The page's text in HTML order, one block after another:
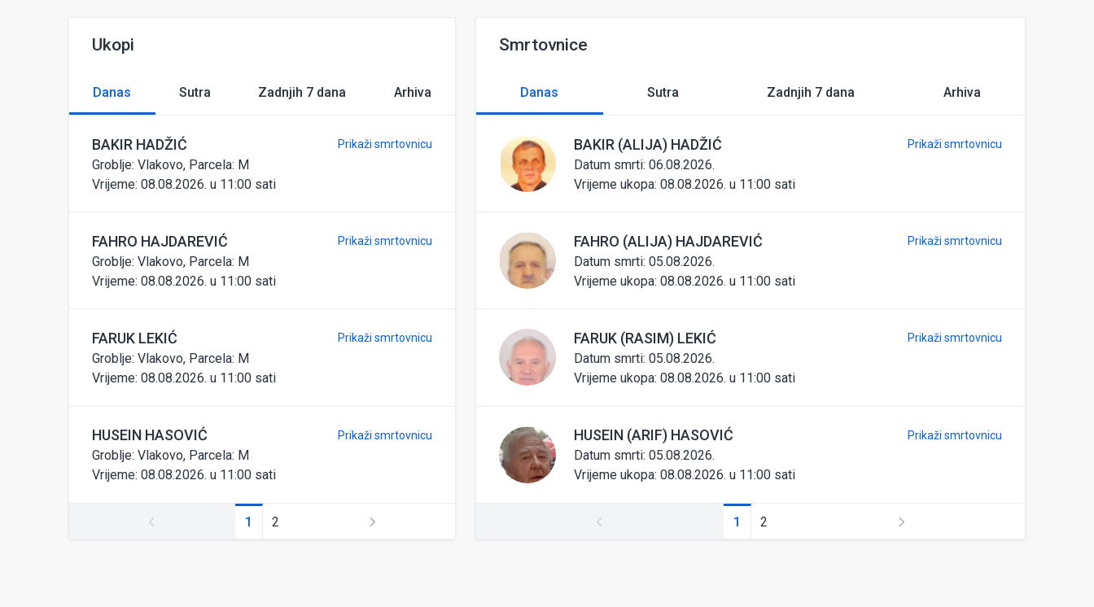
Ukopi
Danas Sutra Zadnjih 7 dana Arhiva
BAKIR HADŽIĆ Prikaži smrtovnicu
Groblje: Vlakovo, Parcela: M
Vrijeme: 08.08.2026. u 11:00 sati
FAHRO HAJDAREVIĆ Prikaži smrtovnicu
Groblje: Vlakovo, Parcela: M
Vrijeme: 08.08.2026. u 11:00 sati
FARUK LEKIĆ Prikaži smrtovnicu
Groblje: Vlakovo, Parcela: M
Vrijeme: 08.08.2026. u 11:00 sati
HUSEIN HASOVIĆ Prikaži smrtovnicu
Groblje: Vlakovo, Parcela: M
Vrijeme: 08.08.2026. u 11:00 sati
1 2
Smrtovnice
Danas Sutra Zadnjih 7 dana Arhiva
BAKIR (ALIJA) HADŽIĆ Prikaži smrtovnicu
Datum smrti: 06.08.2026.
Vrijeme ukopa: 08.08.2026. u 11:00 sati
FAHRO (ALIJA) HAJDAREVIĆ Prikaži smrtovnicu
Datum smrti: 05.08.2026.
Vrijeme ukopa: 08.08.2026. u 11:00 sati
FARUK (RASIM) LEKIĆ Prikaži smrtovnicu
Datum smrti: 05.08.2026.
Vrijeme ukopa: 08.08.2026. u 11:00 sati
HUSEIN (ARIF) HASOVIĆ Prikaži smrtovnicu
Datum smrti: 05.08.2026.
Vrijeme ukopa: 08.08.2026. u 11:00 sati
1 2